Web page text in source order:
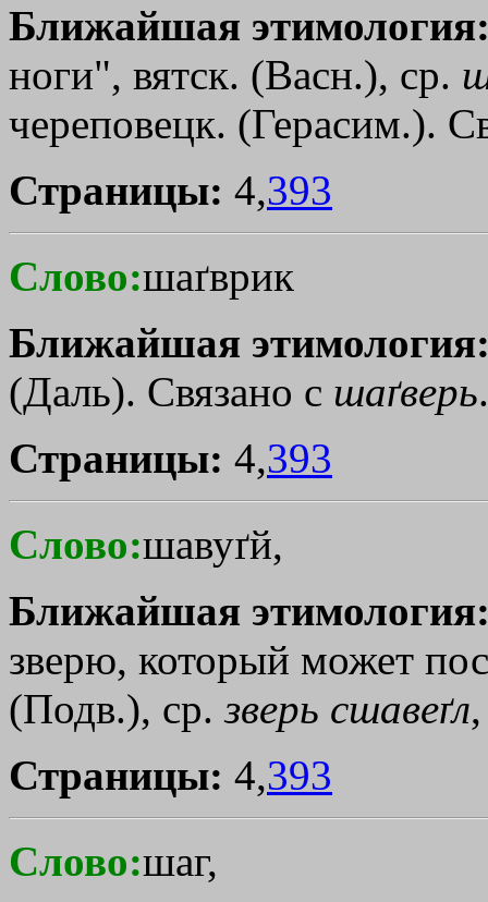
Ближайшая
ноги", вятск. (Васн.), ср.
череповецк. (Герасим.).
Страницы: 4,393
Слово:шаґврик
Ближайшая
(Даль). Связано с шаґверь.
Страницы: 4,393
Слово:шавуґй,
Ближайшая
зверю, который может
(Подв.), ср.зверь сшавеґл
Страницы: 4,393
Слово:шаг,